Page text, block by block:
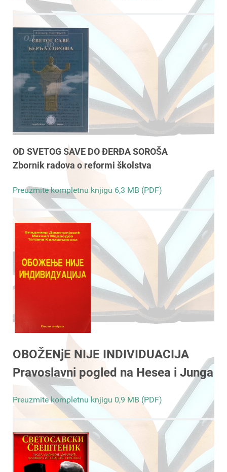
OD SVETOG SAVE DO ĐERĐA SOROŠA
Zbornik radova o reformi školstva
Preuzmite kompletnu knjigu 6,3 MB (PDF)
OBOŽENjE NIJE INDIVIDUACIJA
Pravoslavni pogled na Hesea i Junga
Preuzmite kompletnu knjigu 0,9 MB (PDF)